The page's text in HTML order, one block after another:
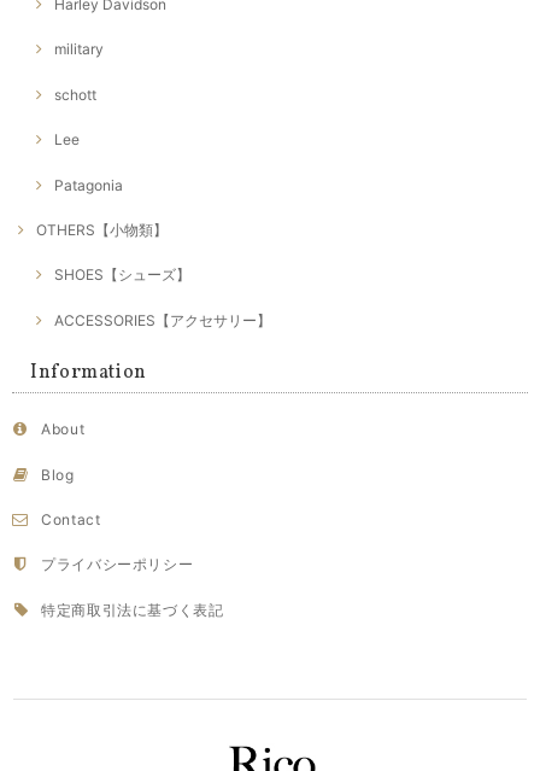
Harley Davidson
military
schott
Lee
Patagonia
OTHERS【小物類】
SHOES【シューズ】
ACCESSORIES【アクセサリー】
Information
About
Blog
Contact
プライバシーポリシー
特定商取引法に基づく表記